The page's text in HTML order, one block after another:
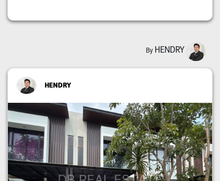
By HENDRY
HENDRY